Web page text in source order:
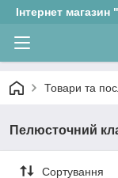
Інтернет
Товари та
Пелюсточний
Сортування